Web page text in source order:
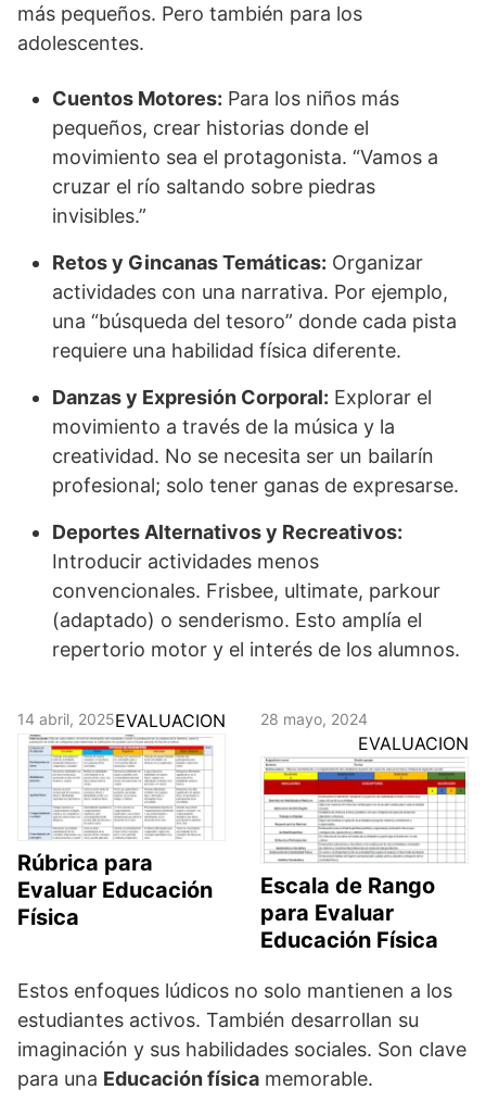
más pequeños. Pero también para los
adolescentes.
Cuentos Motores: Para los niños más
pequeños, crear historias donde el
movimiento sea el protagonista. “Vamos a
cruzar el río saltando sobre piedras
invisibles.”
Retos y Gincanas Temáticas: Organizar
actividades con una narrativa. Por ejemplo,
una “búsqueda del tesoro” donde cada pista
requiere una habilidad física diferente.
Danzas y Expresión Corporal: Explorar el
movimiento a través de la música y la
creatividad. No se necesita ser un bailarín
profesional; solo tener ganas de expresarse.
Deportes Alternativos y Recreativos:
Introducir actividades menos
convencionales. Frisbee, ultimate, parkour
(adaptado) o senderismo. Esto amplía el
repertorio motor y el interés de los alumnos.
14 abril, 2025EVALUACION
Rúbrica para
Evaluar Educación
Física
28 mayo, 2024
EVALUACION
Escala de Rango
para Evaluar
Educación Física
Estos enfoques lúdicos no solo mantienen a los
estudiantes activos. También desarrollan su
imaginación y sus habilidades sociales. Son clave
para una Educación física memorable.